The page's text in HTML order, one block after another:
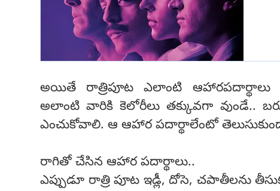
అయితే రాత్రిపూట ఎలాంటి
అలాంటి వారికి కెలోరీలు తక్కువగా వుండే..
ఎంచుకోవాలి. ఆ ఆహార పదార్థాలేంటో
రాగితో చేసిన ఆహార పదార్థాలు..
ఎప్పుడూ రాత్రి పూట ఇడ్లీ, దోసె, చపాతీలను